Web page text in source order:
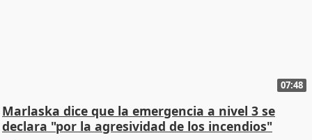
07:48
Marlaska dice que la emergencia a nivel 3 se
declara "por la agresividad de los incendios"